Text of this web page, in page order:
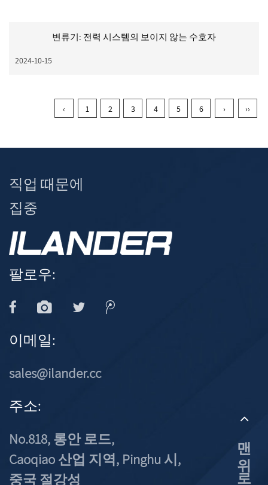
변류기: 전력 시스템의 보이지 않는 수호자
2024-10-15
‹ 1 2 3 4 5 6 › ››
직업 때문에
집중
팔로우:
이메일:
sales@ilander.cc
주소:
No.818, 롱안 로드,
Caoqiao 산업 지역, Pinghu 시,
중국 절강성
맨 위로